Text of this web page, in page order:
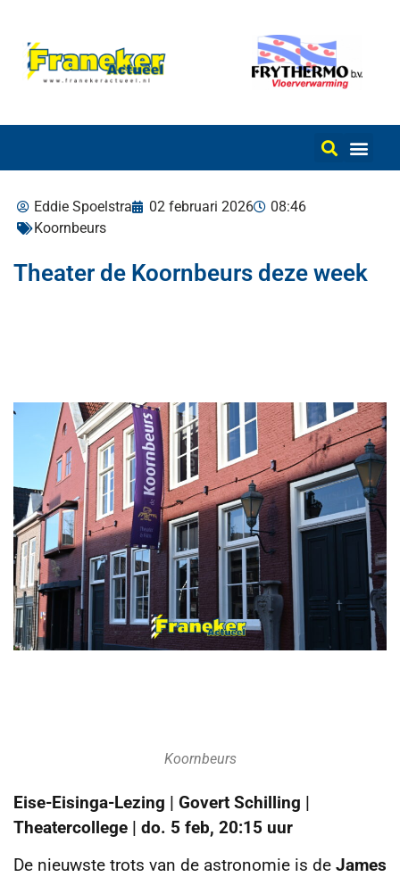
Eddie Spoelstra 02 februari 2026
08:46
Koornbeurs
Theater de Koornbeurs deze week
Koornbeurs
Eise-Eisinga-Lezing | Govert Schilling |
Theatercollege | do. 5 feb, 20:15 uur
De nieuwste trots van de astronomie is de James